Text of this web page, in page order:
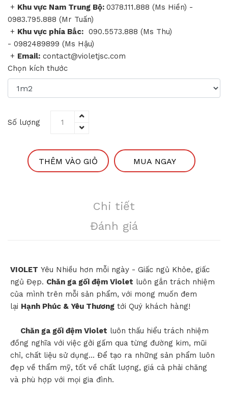
+ Khu vực Nam Trung Bộ: 0378.111.888 (Ms Hiền) -
0983.795.888 (Mr Tuấn)
+ Khu vực phía Bắc: 090.5573.888 (Ms Thu)
- 0982489899 (Ms Hậu)
+ Email: contact@violetjsc.com
Chọn kích thước
Số lượng
THÊM VÀO GIỎ MUA NGAY
Chi tiết
Đánh giá
VIOLET Yêu Nhiều hơn mỗi ngày - Giấc ngủ Khỏe, giấc
ngủ Đẹp. Chăn ga gối đệm Violet luôn gắn trách nhiệm
của mình trên mỗi sản phẩm, với mong muốn đem
lại Hạnh Phúc & Yêu Thương tới Quý khách hàng!
Chăn ga gối đệm Violet luôn thấu hiểu trách nhiệm
đồng nghĩa với việc gởi gấm qua từng đường kim, mũi
chỉ, chất liệu sử dụng... Để tạo ra những sản phẩm luôn
đẹp về thẩm mỹ, tốt về chất lượng, giá cả phải chăng
và phù hợp với mọi gia đình.